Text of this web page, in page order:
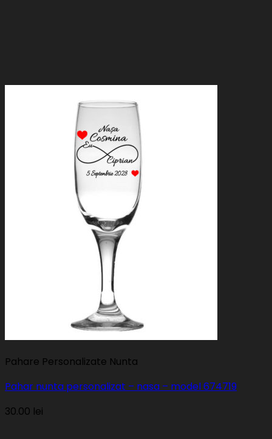
Pahare Personalizate Nunta
Pahar nunta personalizat – nasa – model 674719
30.00 lei